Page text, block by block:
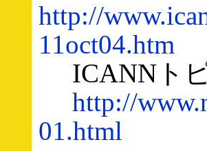
http://
11oct04.htm
ICANNトピ
http://
01.html